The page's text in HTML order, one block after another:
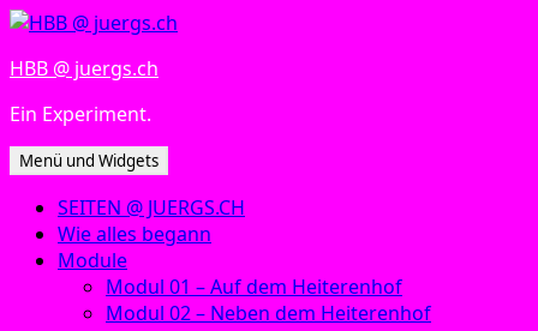
Zum
springen
HBB @ juergs.ch
Ein Experiment.
Menü und Widgets
SEITEN @ JUERGS.CH
Wie alles begann
Module
Modul 01 – Auf dem Heiterenhof
Modul 02 – Neben dem Heiterenhof